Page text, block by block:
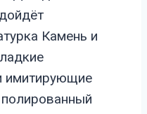
Камень и
имитирующие